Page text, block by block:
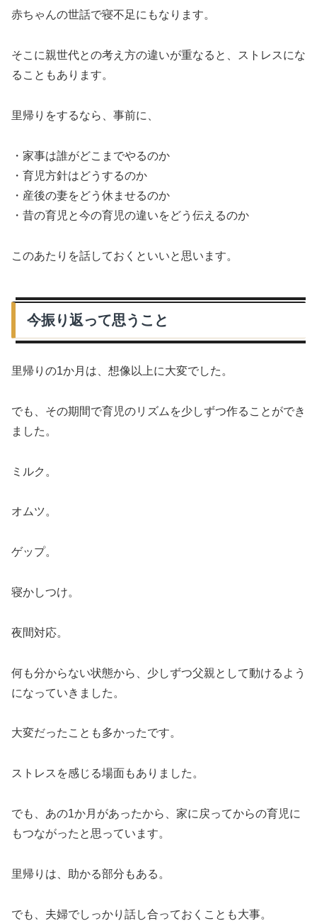
赤ちゃんの世話で寝不足にもなります。
そこに親世代との考え方の違いが重なると、ストレスにな
ることもあります。
里帰りをするなら、事前に、
・家事は誰がどこまでやるのか
・育児方針はどうするのか
・産後の妻をどう休ませるのか
・昔の育児と今の育児の違いをどう伝えるのか
このあたりを話しておくといいと思います。
今振り返って思うこと
里帰りの1か月は、想像以上に大変でした。
でも、その期間で育児のリズムを少しずつ作ることができ
ました。
ミルク。
オムツ。
ゲップ。
寝かしつけ。
夜間対応。
何も分からない状態から、少しずつ父親として動けるよう
になっていきました。
大変だったことも多かったです。
ストレスを感じる場面もありました。
でも、あの1か月があったから、家に戻ってからの育児に
もつながったと思っています。
里帰りは、助かる部分もある。
でも、夫婦でしっかり話し合っておくことも大事。